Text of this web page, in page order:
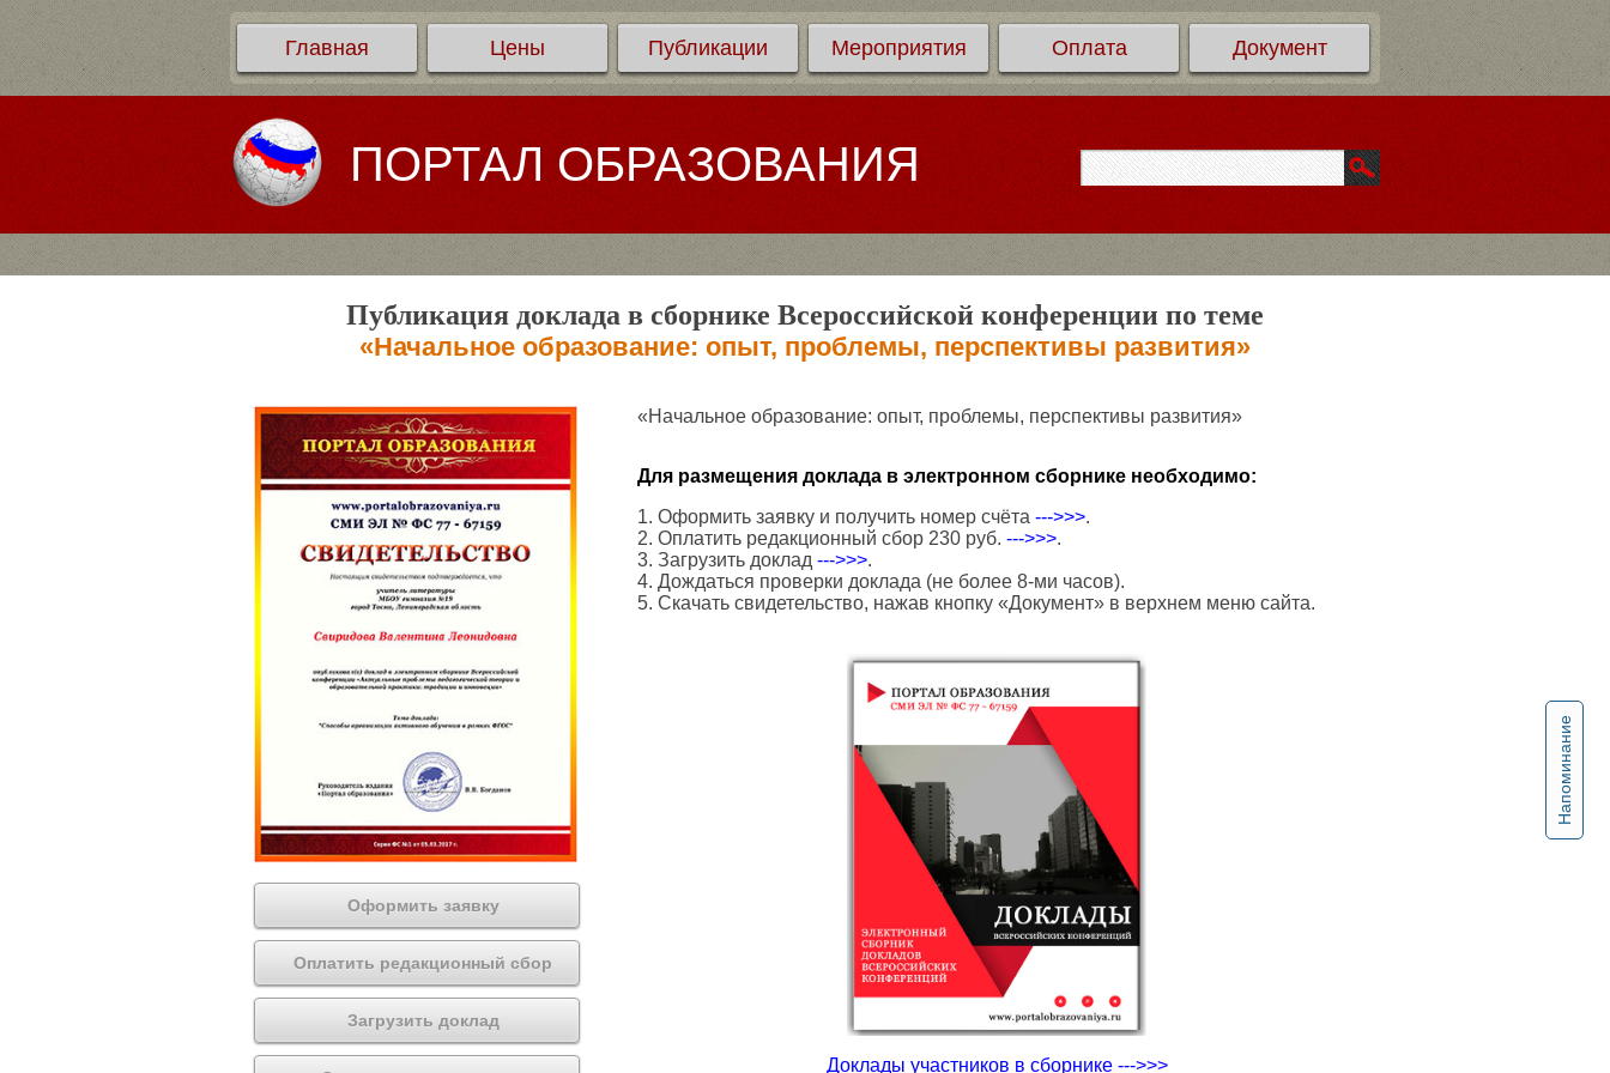
Главная Цены Публикации Мероприятия Оплата Документ
ПОРТАЛ ОБРАЗОВАНИЯ
Напоминание
Публикация доклада в сборнике Всероссийской конференции по теме
«Начальное образование: опыт, проблемы, перспективы развития»
Оформить заявку
Оплатить редакционный сбор
Загрузить доклад
«Начальное образование: опыт, проблемы, перспективы развития»
Для размещения доклада в электронном сборнике необходимо:
1. Оформить заявку и получить номер счёта --->>>.
2. Оплатить редакционный сбор 230 руб. --->>>.
3. Загрузить доклад --->>>.
4. Дождаться проверки доклада (не более 8-ми часов).
5. Скачать свидетельство, нажав кнопку «Документ» в верхнем меню сайта.
Доклады участников в сборнике --->>>